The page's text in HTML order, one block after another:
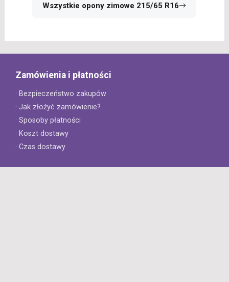
Wszystkie opony zimowe 215/65 R16
Zamówienia i płatności
· Bezpieczeństwo zakupów
· Jak złożyć zamówienie?
· Sposoby płatności
· Koszt dostawy
· Czas dostawy